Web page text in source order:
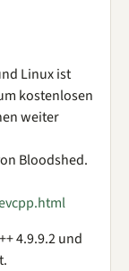
Linux ist
kostenlosen
weiter
Bloodshed.
4.9.9.2 und